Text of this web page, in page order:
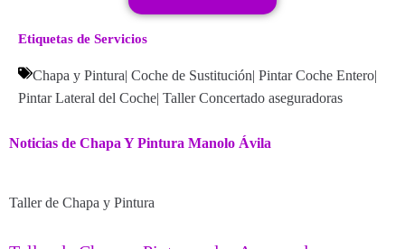
Etiquetas de Servicios
Chapa y Pintura| Coche de Sustitución| Pintar Coche Entero|
Pintar Lateral del Coche| Taller Concertado aseguradoras
Noticias de Chapa Y Pintura Manolo Ávila
Taller de Chapa y Pintura